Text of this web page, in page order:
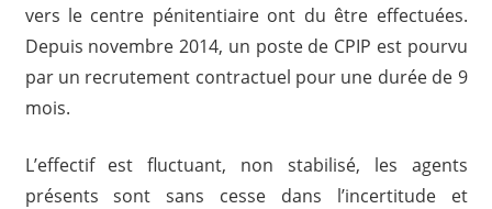
vers le centre pénitentiaire ont du être effectuées.
Depuis novembre 2014, un poste de CPIP est pourvu
par un recrutement contractuel pour une durée de 9
mois.
L’effectif est fluctuant, non stabilisé, les agents
présents sont sans cesse dans l’incertitude et